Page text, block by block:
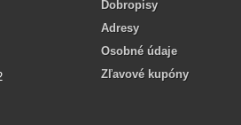
Dobropisy
Adresy
Osobné údaje
Zľavové kupóny